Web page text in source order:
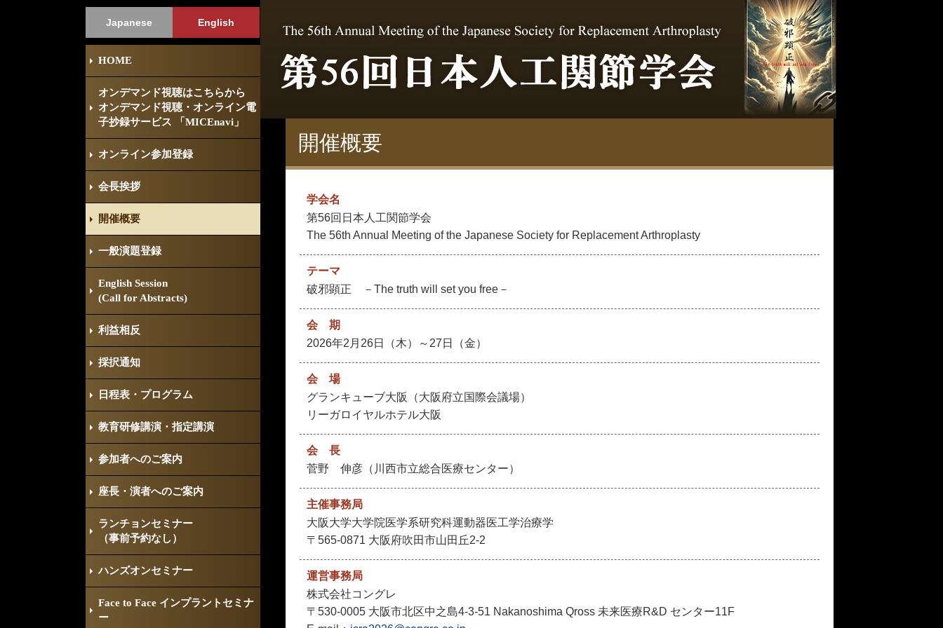
Japanese English
HOME
オンデマンド視聴はこちらから
オンデマンド視聴・オンライン電
子抄録サービス 「MICEnavi」
オンライン参加登録
会長挨拶
開催概要
一般演題登録
English Session
(Call for Abstracts)
利益相反
採択通知
日程表・プログラム
教育研修講演・指定講演
参加者へのご案内
座長・演者へのご案内
ランチョンセミナー
（事前予約なし）
ハンズオンセミナー
Face to Face インプラントセミナ
ー
開催概要
学会名
第56回日本人工関節学会
The 56th Annual Meeting of the Japanese Society for Replacement Arthroplasty
テーマ
破邪顕正 －The truth will set you free－
会 期
2026年2月26日（木）～27日（金）
会 場
グランキューブ大阪（大阪府立国際会議場）
リーガロイヤルホテル大阪
会 長
菅野 伸彦（川西市立総合医療センター）
主催事務局
大阪大学大学院医学系研究科運動器医工学治療学
〒565-0871 大阪府吹田市山田丘2-2
運営事務局
株式会社コングレ
〒530-0005 大阪市北区中之島4-3-51 Nakanoshima Qross 未来医療R&D センター11F